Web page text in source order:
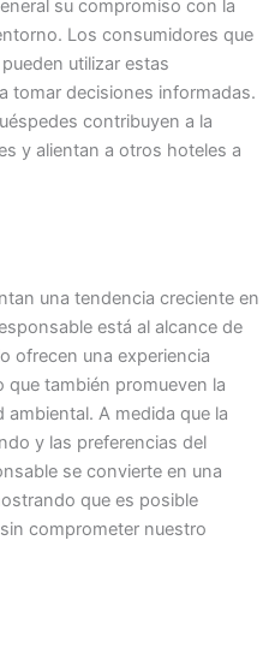
su compromiso con la
Los consumidores que
utilizar estas
tomar decisiones informadas.
contribuyen a la
y alientan a otros hoteles a
una tendencia creciente en
está al alcance de
ofrecen una experiencia
también promueven la
A medida que la
y las preferencias del
se convierte en una
que es posible
comprometer nuestro